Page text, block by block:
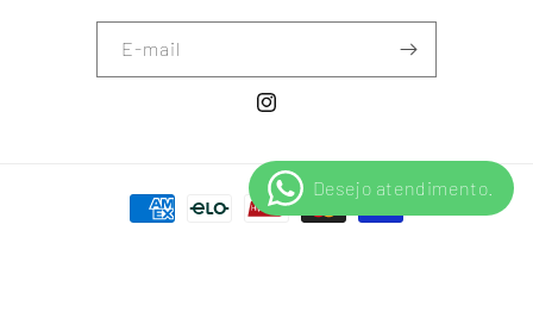
E-mail
Instagram
Formas de pagamento